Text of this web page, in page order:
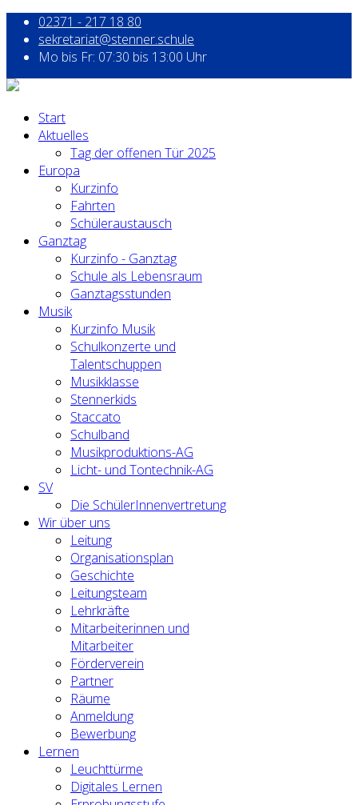
02371 - 217 18 80
sekretariat@stenner.schule
Mo bis Fr: 07:30 bis 13:00 Uhr
Start
Aktuelles
Tag der offenen Tür 2025
Europa
Kurzinfo
Fahrten
Schüleraustausch
Ganztag
Kurzinfo - Ganztag
Schule als Lebensraum
Ganztagsstunden
Musik
Kurzinfo Musik
Schulkonzerte und
Talentschuppen
Musikklasse
Stennerkids
Staccato
Schulband
Musikproduktions-AG
Licht- und Tontechnik-AG
SV
Die SchülerInnenvertretung
Wir über uns
Leitung
Organisationsplan
Geschichte
Leitungsteam
Lehrkräfte
Mitarbeiterinnen und
Mitarbeiter
Förderverein
Partner
Räume
Anmeldung
Bewerbung
Lernen
Leuchttürme
Digitales Lernen